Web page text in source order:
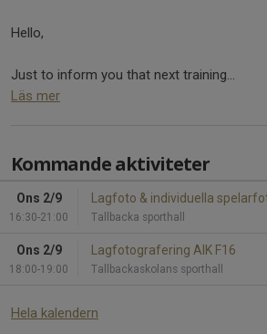
Hello,
Just to inform you that next training...
Läs mer
Kommande aktiviteter
Ons 2/9
16:30-21:00
Lagfoto & individuella
Tallbacka sporthall
Ons 2/9
18:00-19:00
Lagfotografering AIK F16
Tallbackaskolans sporthall
Hela kalendern